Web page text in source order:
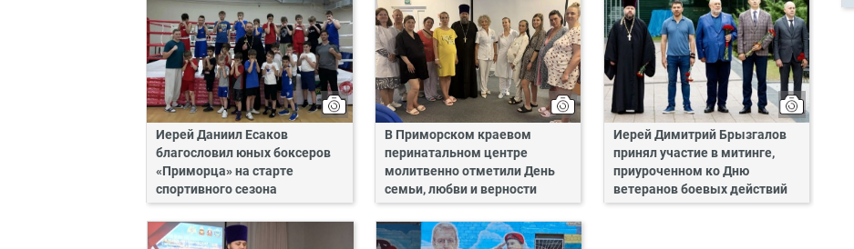
Иерей Даниил Есаков
благословил юных боксеров
«Приморца» на старте
спортивного сезона
В Приморском краевом
перинатальном центре
молитвенно отметили День
семьи, любви и верности
Иерей Димитрий Брызгалов
принял участие в митинге,
приуроченном ко Дню
ветеранов боевых действий